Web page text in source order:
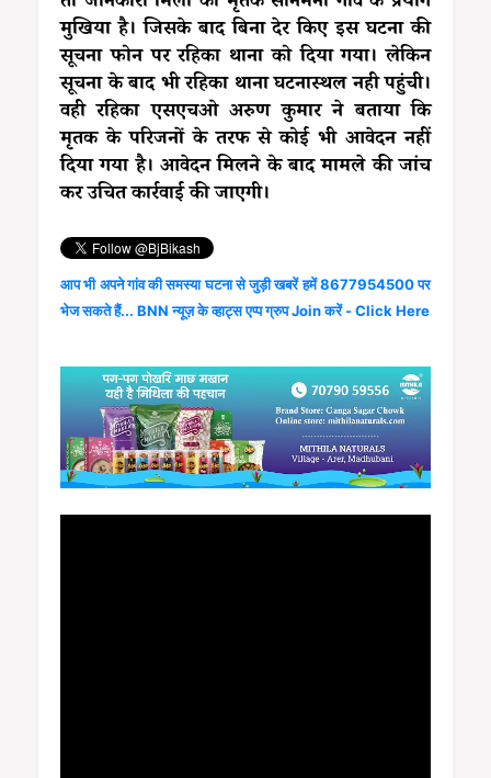
मुखिया है। जिसके बाद बिना देर किए इस घटना की
सूचना फोन पर रहिका थाना को दिया गया। लेकिन
सूचना के बाद भी रहिका थाना घटनास्थल नही पहुंची।
वही रहिका एसएचओ अरुण कुमार ने बताया कि
मृतक के परिजनों के तरफ से कोई भी आवेदन नहीं
दिया गया है। आवेदन मिलने के बाद मामले की जांच
कर उचित कार्रवाई की जाएगी।
आप भी अपने गांव की समस्या घटना से जुड़ी खबरें हमें 8677954500 पर
भेज सकते हैं... BNN न्यूज़ के व्हाट्स एप्प ग्रुप Join करें - Click Here